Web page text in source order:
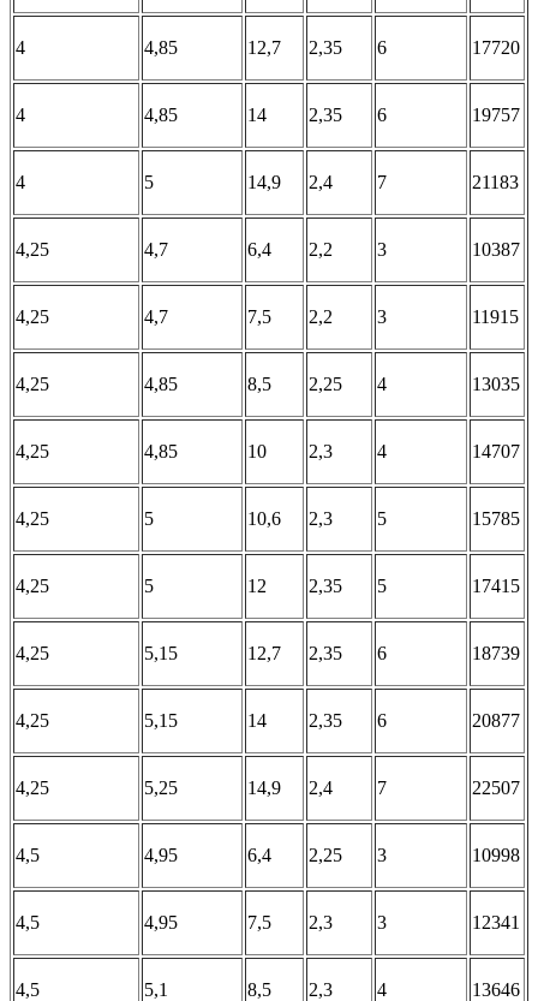
4 4,85 12,7 2,35 6 17720
4 4,85 14 2,35 6 19757
4 5 14,9 2,4 7 21183
4,25 4,7 6,4 2,2 3 10387
4,25 4,7 7,5 2,2 3 11915
4,25 4,85 8,5 2,25 4 13035
4,25 4,85 10 2,3 4 14707
4,25 5 10,6 2,3 5 15785
4,25 5 12 2,35 5 17415
4,25 5,15 12,7 2,35 6 18739
4,25 5,15 14 2,35 6 20877
4,25 5,25 14,9 2,4 7 22507
4,5 4,95 6,4 2,25 3 10998
4,5 4,95 7,5 2,3 3 12341
4,5 5,1 8,5 2,3 4 13646